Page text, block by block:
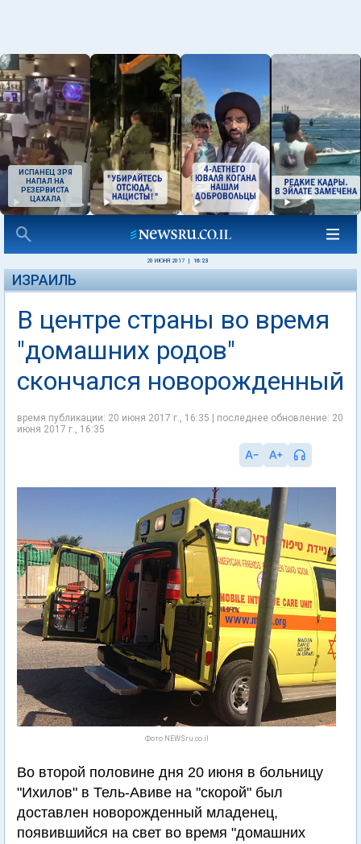
ИСПАНЕЦ ЗРЯ
НАПАЛ НА
РЕЗЕРВИСТА
ЦАХАЛА
20 ИЮНЯ 2017 16:23
ИЗРАИЛЬ
В центре страны во время
"домашних родов"
скончался новорожденный
время публикации: 20 июня 2017 г., 16:35 | последнее обновление: 20
июня 2017 г., 16:35
Фото NEWSru.co.il
Во второй половине дня 20 июня в больницу
"Ихилов" в Тель-Авиве на "скорой" был
доставлен новорожденный младенец,
появившийся на свет во время "домашних